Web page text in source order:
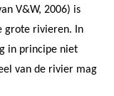
V&W, 2006) is
grote rivieren. In
in principe niet
van de rivier mag